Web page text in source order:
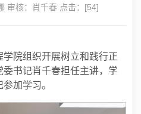
审核：肖千春 点击：[54]
学院组织开展树立和践行正
书记肖千春担任主讲，学
加学习。